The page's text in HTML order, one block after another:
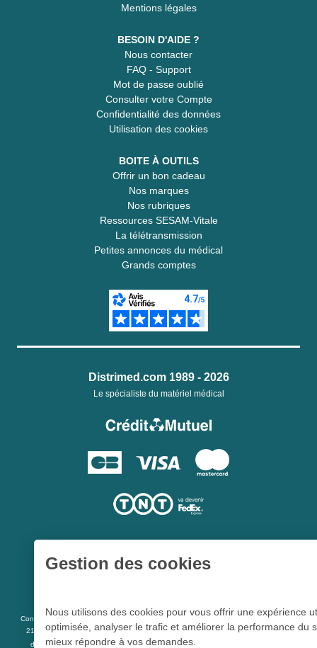
Mentions légales
BESOIN D'AIDE ?
Nous contacter
FAQ - Support
Mot de passe oublié
Consulter votre Compte
Confidentialité des données
Utilisation des cookies
BOITE À OUTILS
Offrir un bon cadeau
Nos marques
Nos rubriques
Ressources SESAM-Vitale
La télétransmission
Petites annonces du médical
Grands comptes
Distrimed.com 1989 - 2026
Le spécialiste du matériel médical
Conformément aux articles L 5213-3 du code de la santé publique et à l’arrêté du
21 décembre 2012 fixant la liste des dispositifs médicaux qui peuvent faire l’objet
d’une publicité auprès du public, et à l'articleR 5213-1
Gestion des cookies
Nous utilisons des cookies pour vous offrir une expérience
optimisée, analyser le trafic et améliorer la performance du
mieux répondre à vos demandes.